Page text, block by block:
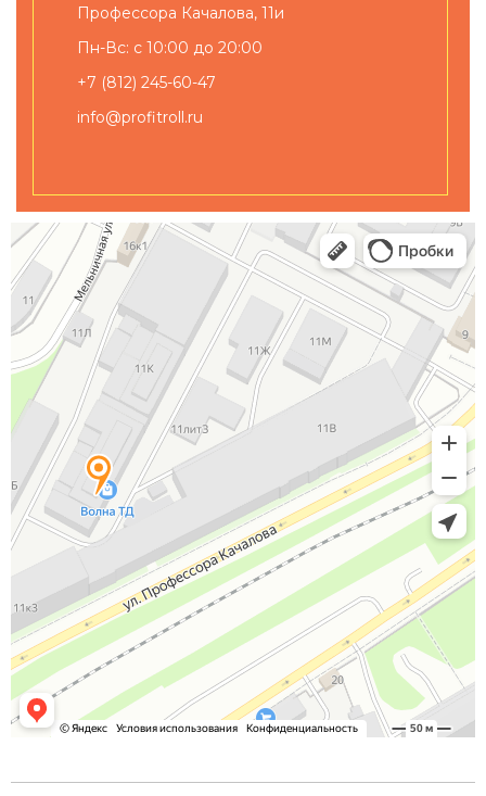
Профессора Качалова, 11и
Пн-Вс: с 10:00 до 20:00
+7 (812) 245-60-47
info@profitroll.ru